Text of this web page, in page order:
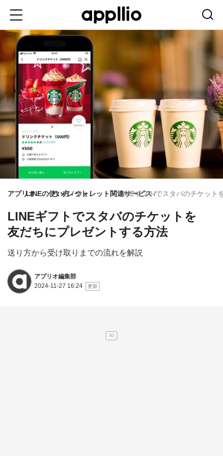
ン
ン
テ
ン
ツ
に
動
アプリオLINEの使い方ウォレットウォレット関連サービスLINEギフトでスタバのチケット
LINEギフトでスタバのチケットを
友だちにプレゼントする方法
送り方から受け取りまでの流れを解説
アプリオ編集部
2024-11-27 16:24